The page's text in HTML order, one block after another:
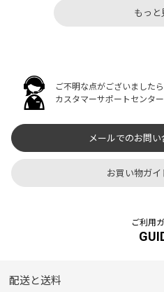
もっと
ご不明な点がございました
カスタマーサポートセンタ
メールでのお問い
お買い物ガイ
ご利用
配送と送料